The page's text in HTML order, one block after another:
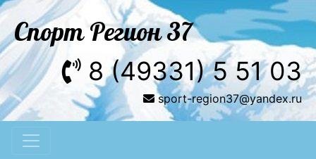
Спорт Регион 37
8 (49331) 5 51 03
sport-region37@yandex.ru